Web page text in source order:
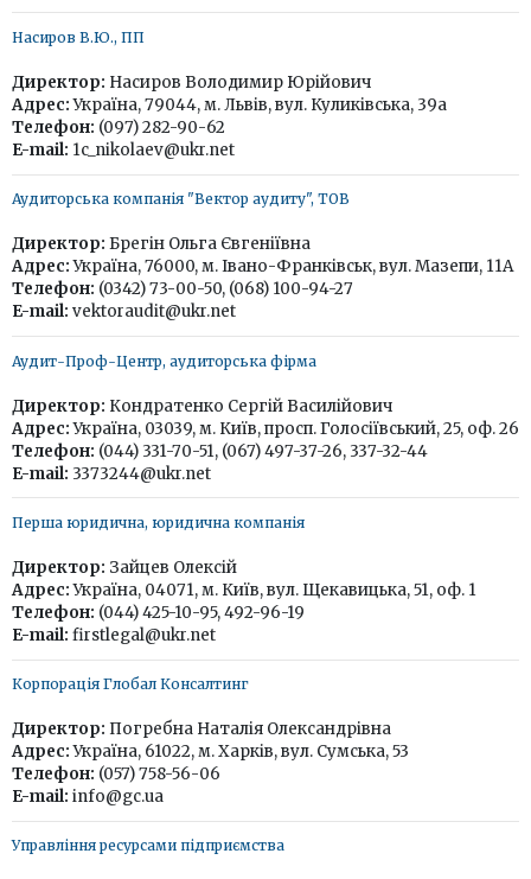
Насиров В.Ю., ПП
Директор: Насиров Володимир Юрійович
Адрес:Україна, 79044, м. Львів, вул. Куликівська, 39а
Телефон: (097) 282-90-62
E-mail: 1c_nikolaev@ukr.net
Аудиторська компанія "Вектор аудиту", ТОВ
Директор: Брегін Ольга Євгеніївна
Адрес:Україна, 76000, м. Івано-Франківськ, вул. Мазепи, 11А
Телефон: (0342) 73-00-50, (068) 100-94-27
E-mail: vektoraudit@ukr.net
Аудит-Проф-Центр, аудиторська фірма
Директор: Кондратенко Сергій Василійович
Адрес:Україна, 03039, м. Київ, просп. Голосіївський, 25, оф. 26
Телефон: (044) 331-70-51, (067) 497-37-26, 337-32-44
E-mail: 3373244@ukr.net
Перша юридична, юридична компанія
Директор: Зайцев Олексій
Адрес:Україна, 04071, м. Київ, вул. Щекавицька, 51, оф. 1
Телефон: (044) 425-10-95, 492-96-19
E-mail: firstlegal@ukr.net
Корпорація Глобал Консалтинг
Директор: Погребна Наталія Олександрівна
Адрес:Україна, 61022, м. Харків, вул. Сумська, 53
Телефон: (057) 758-56-06
E-mail: info@gc.ua
Управління ресурсами підприємства